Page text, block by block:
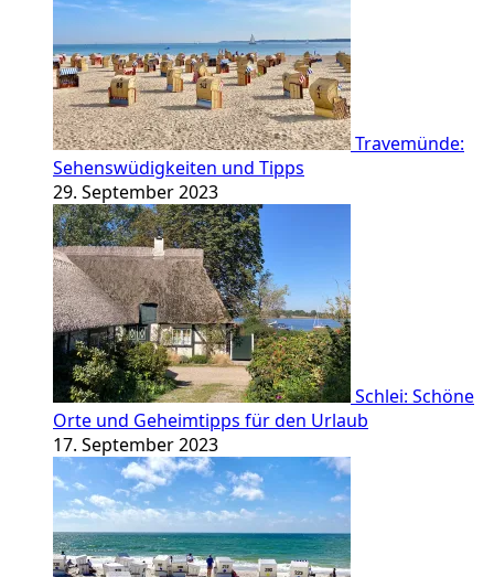
Travemünde:
Sehenswüdigkeiten und Tipps
29. September 2023
Schlei: Schöne
Orte und Geheimtipps für den Urlaub
17. September 2023